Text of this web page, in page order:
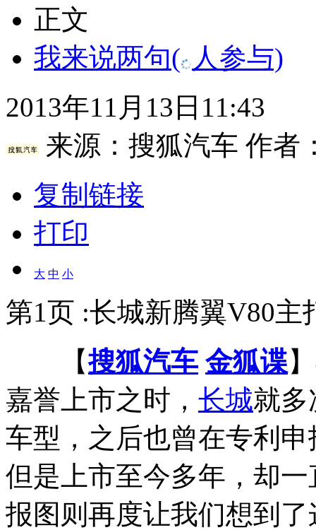
正文
我来说两句( 人参与)
2013年11月13日11:43
来源： 搜狐汽车 作者
复制链接
打印
大 中 小
第1页 :长城新腾翼V80
【搜狐汽车 金狐谍
嘉誉上市之时， 长城就多
车型，之后也曾在专利
但是上市至今多年，却
报图则再度让我们想到